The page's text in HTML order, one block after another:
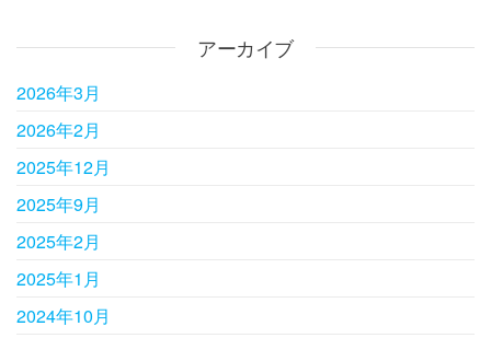
アーカイブ
2026年3月
2026年2月
2025年12月
2025年9月
2025年2月
2025年1月
2024年10月